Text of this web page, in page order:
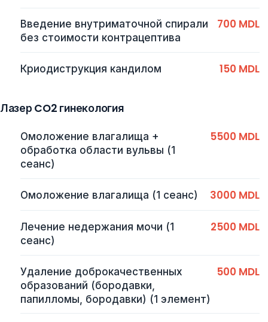
Введение внутриматочной спирали
без стоимости контрацептива
700 MDL
Криодиструкция кандилом 150 MDL
Лазер CO2 гинекология
Омоложение влагалища +
обработка области вульвы (1
сеанс)
5500 MDL
Омоложение влагалища (1 сеанс) 3000 MDL
Лечение недержания мочи (1
сеанс)
2500 MDL
Удаление доброкачественных
образований (бородавки,
папилломы, бородавки) (1 элемент)
500 MDL